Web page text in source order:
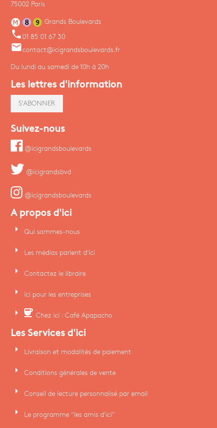
75002 Paris
Grands Boulevards
phone 01 85 01 67 30
emailcontact@icigrandsboulevards.fr
Du lundi au samedi de 10h à 20h
Les lettres d'information
S'ABONNER
Suivez-nous
@icigrandsboulevards
@icigrandsbvd
@icigrandsboulevards
A propos d'ici
arrow_right Qui sommes-nous
arrow_right Les médias parlent d'ici
arrow_right Contactez le libraire
arrow_right ici pour les entreprises
arrow_right coffee Chez ici : Café Apapacho
Les Services d'ici
arrow_right Livraison et modalités de paiement
arrow_right Conditions générales de vente
arrow_right Conseil de lecture personnalisé par email
arrow_right Le programme "les amis d'ici"